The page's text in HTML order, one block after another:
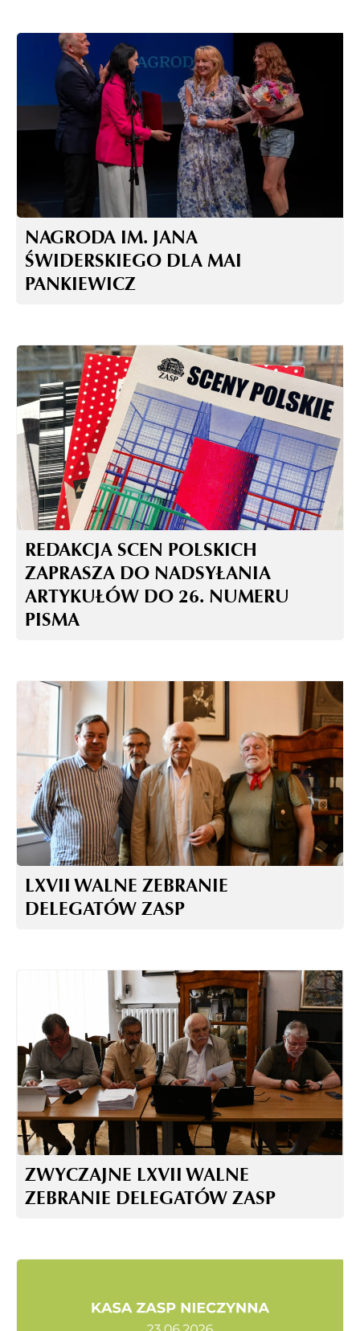
NAGRODA IM. JANA
ŚWIDERSKIEGO DLA MAI
PANKIEWICZ
REDAKCJA SCEN POLSKICH
ZAPRASZA DO NADSYŁANIA
ARTYKUŁÓW DO 26. NUMERU
PISMA
LXVII WALNE ZEBRANIE
DELEGATÓW ZASP
ZWYCZAJNE LXVII WALNE
ZEBRANIE DELEGATÓW ZASP